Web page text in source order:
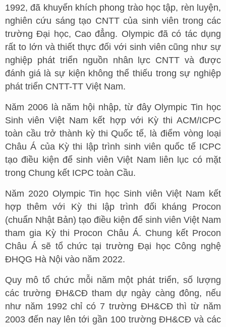
1992, đã khuyến khích phong trào học tập, rèn luyện,
nghiên cứu sáng tạo CNTT của sinh viên trong các
trường Đại học, Cao đẳng. Olympic đã có tác dụng
rất to lớn và thiết thực đối với sinh viên cũng như sự
nghiệp phát triển nguồn nhân lực CNTT và được
đánh giá là sự kiện không thể thiếu trong sự nghiệp
phát triển CNTT-TT Việt Nam.
Năm 2006 là năm hội nhập, từ đây Olympic Tin học
Sinh viên Việt Nam kết hợp với Kỳ thi ACM/ICPC
toàn cầu trở thành kỳ thi Quốc tế, là điểm vòng loại
Châu Á của Kỳ thi lập trình sinh viên quốc tế ICPC
tạo điều kiện để sinh viên Việt Nam liên lục có mặt
trong Chung kết ICPC toàn Cầu.
Năm 2020 Olympic Tin học Sinh viên Việt Nam kết
hợp thêm với Kỳ thi lập trình đối kháng Procon
(chuẩn Nhật Bản) tạo điều kiện để sinh viên Việt Nam
tham gia Kỳ thi Procon Châu Á. Chung kết Procon
Châu Á sẽ tổ chức tại trường Đại học Công nghệ
ĐHQG Hà Nội vào năm 2022.
Quy mô tổ chức mỗi năm một phát triển, số lượng
các trường ĐH&CĐ tham dự ngày càng đông, nếu
như năm 1992 chỉ có 7 trường ĐH&CĐ thì từ năm
2003 đến nay lên tới gần 100 trường ĐH&CĐ và các